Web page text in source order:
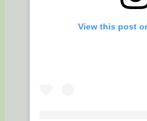
View this post